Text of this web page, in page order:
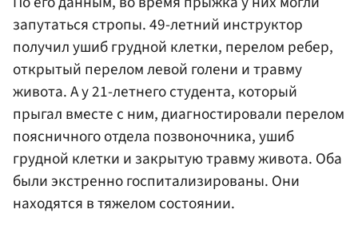
запутаться стропы. 49-летний инструктор
получил ушиб грудной клетки, перелом ребер,
открытый перелом левой голени и травму
живота. А у 21-летнего студента, который
прыгал вместе с ним, диагностировали перелом
поясничного отдела позвоночника, ушиб
грудной клетки и закрытую травму живота. Оба
были экстренно госпитализированы. Они
находятся в тяжелом состоянии.